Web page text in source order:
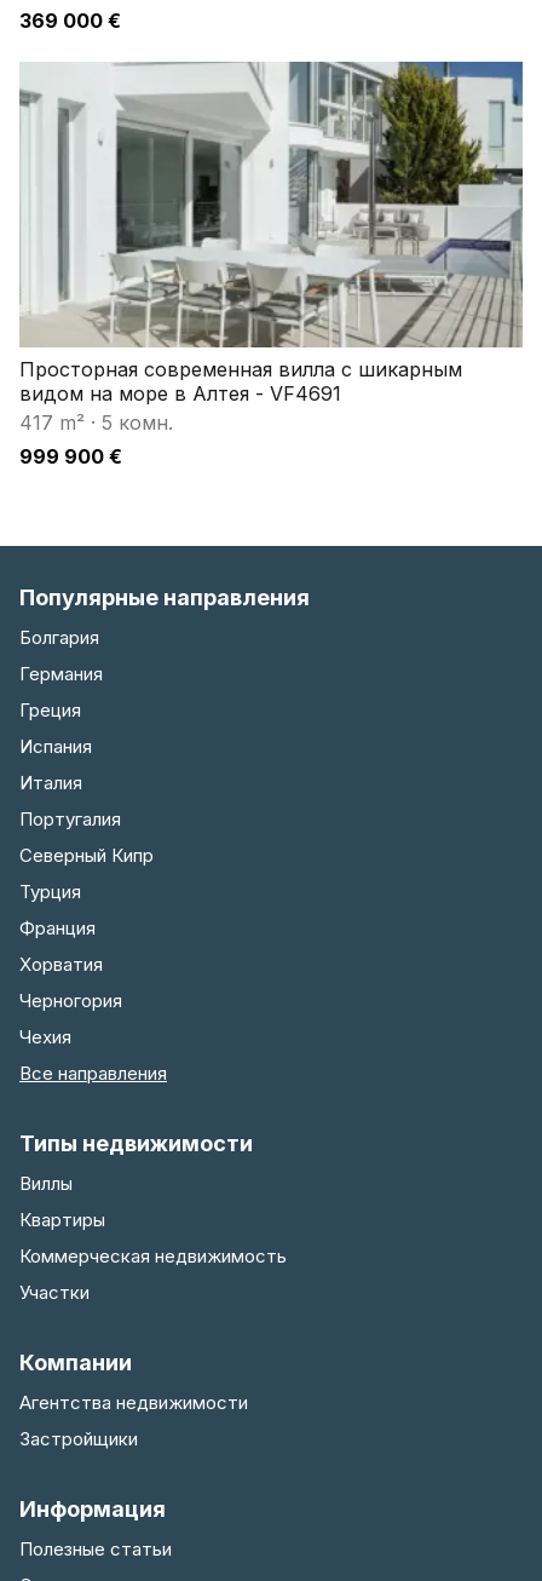
369 000 €
Просторная современная вилла с шикарным
видом на море в Алтея - VF4691
417 m² · 5 комн.
999 900 €
Популярные направления
Болгария
Германия
Греция
Испания
Италия
Португалия
Северный Кипр
Турция
Франция
Хорватия
Черногория
Чехия
Все направления
Типы недвижимости
Виллы
Квартиры
Коммерческая недвижимость
Участки
Компании
Агентства недвижимости
Застройщики
Информация
Полезные статьи